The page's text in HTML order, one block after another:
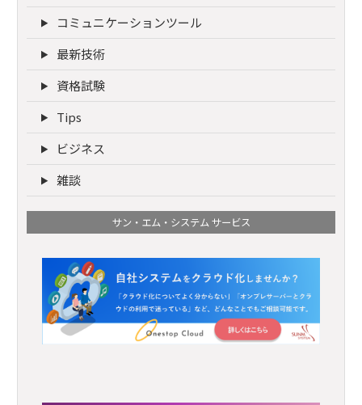
コミュニケーションツール
最新技術
資格試験
Tips
ビジネス
雑談
サン・エム・システム サービス